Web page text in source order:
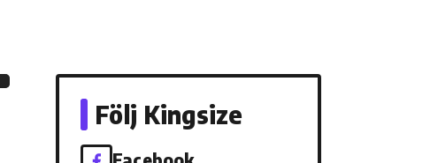
Följ Kingsize
Facebook